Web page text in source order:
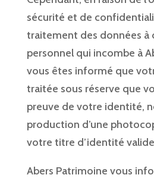
sécurité et de
traitement des données à
personnel qui incombe à
vous êtes informé que
traitée sous réserve que
preuve de votre identité,
production d’une
votre titre d’identité
Abers Patrimoine vous